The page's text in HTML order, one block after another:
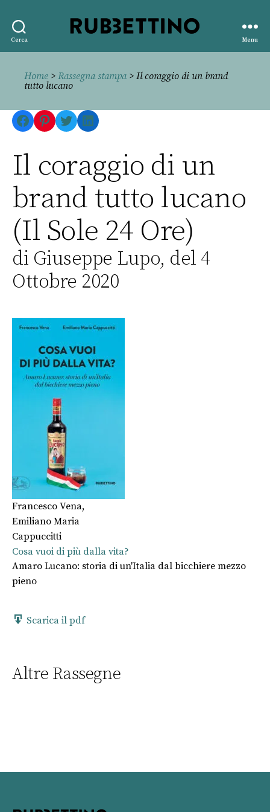
Cerca
editore
Menu
Home > Rassegna stampa> Il coraggio di un brand
tutto lucano
Facebook
Pinterest
TwitterLinkedIn
Il coraggio di un
brand tutto lucano
(Il Sole 24 Ore)
di Giuseppe Lupo, del 4
Ottobre 2020
Francesco Vena,
Emiliano Maria
Cappuccitti
Cosa vuoi di più dalla vita?
Amaro Lucano: storia di un'Italia dal bicchiere mezzo
pieno
Scarica il pdf
Altre Rassegne